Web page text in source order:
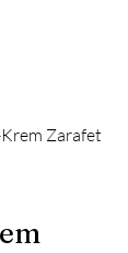
Zarafet